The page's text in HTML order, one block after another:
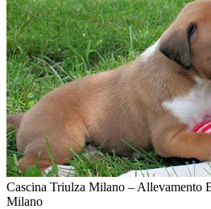
Cascina Triulza Milano – Allevamento
Milano